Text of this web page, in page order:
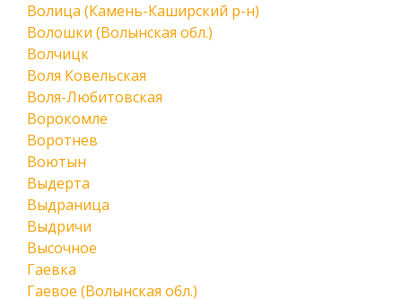
Волица (Камень-Каширский р-н)
Волошки (Волынская обл.)
Волчицк
Воля Ковельская
Воля-Любитовская
Ворокомле
Воротнев
Воютын
Выдерта
Выдраница
Выдричи
Высочное
Гаевка
Гаевое (Волынская обл.)